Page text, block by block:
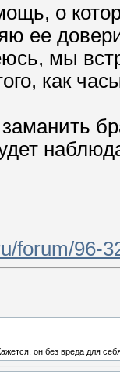
о
ее
мы
как
forum/96-
он без вреда для